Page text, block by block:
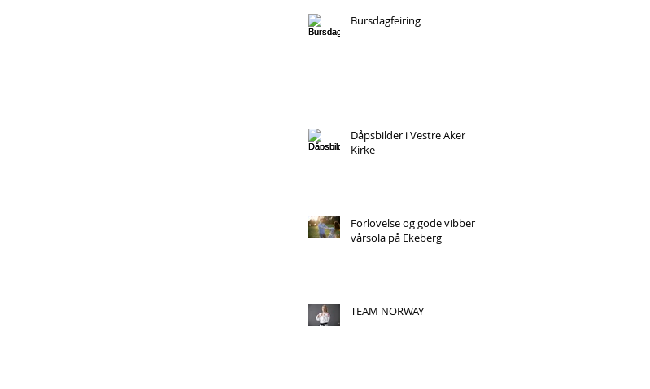
Bursdagfeiring
Dåpsbilder i Vestre Aker
Kirke
Forlovelse og gode vibber i
vårsola på Ekeberg
TEAM NORWAY